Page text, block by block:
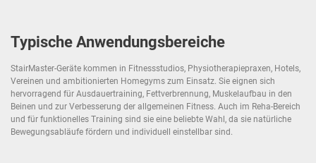
Typische Anwendungsbereiche
StairMaster-Geräte kommen in Fitnessstudios, Physiotherapiepraxen, Hotels,
Vereinen und ambitionierten Homegyms zum Einsatz. Sie eignen sich
hervorragend für Ausdauertraining, Fettverbrennung, Muskelaufbau in den
Beinen und zur Verbesserung der allgemeinen Fitness. Auch im Reha-Bereich
und für funktionelles Training sind sie eine beliebte Wahl, da sie natürliche
Bewegungsabläufe fördern und individuell einstellbar sind.